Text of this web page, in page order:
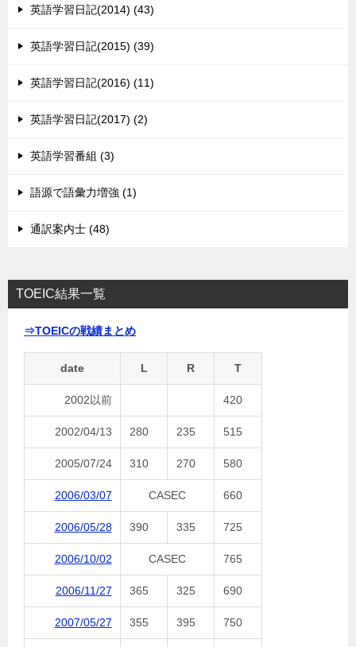
英語学習日記(2014) (43)
英語学習日記(2015) (39)
英語学習日記(2016) (11)
英語学習日記(2017) (2)
英語学習番組 (3)
語源で語彙力増強 (1)
通訳案内士 (48)
TOEIC結果一覧
⇒TOEICの戦績まとめ
date L R T
2002以前 420
2002/04/13 280 235 515
2005/07/24 310 270 580
2006/03/07 CASEC 660
2006/05/28 390 335 725
2006/10/02 CASEC 765
2006/11/27 365 325 690
2007/05/27 355 395 750